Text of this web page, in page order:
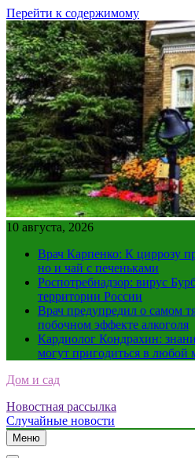
Перейти к содержимому
10 августа, 2026
Врач Карпенко: К циррозу
но и чай с печеньками
Роспотребнадзор: вирус
территории России
Врач предупредил о самом
побочном эффекте алкоголя
Кардиолог Кондрахин:
могут пригодиться в любой
Дом и сад
Новостная рассылка
Случайные новости
Меню